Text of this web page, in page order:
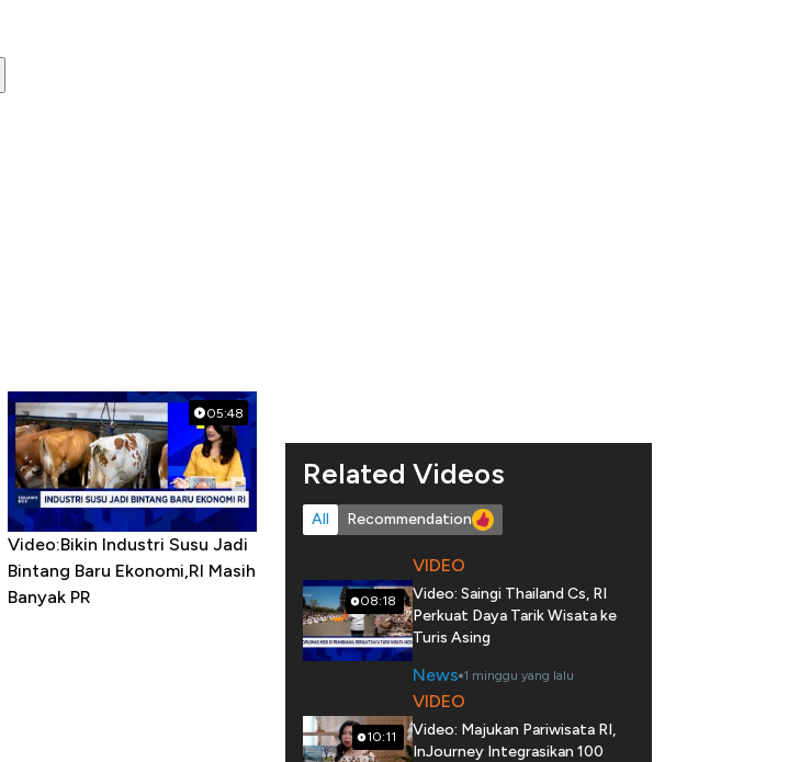
05:48
Video:Bikin Industri Susu Jadi
Bintang Baru Ekonomi,RI Masih
Banyak PR
Related Videos
All Recommendation
08:18
VIDEO
Video: Saingi Thailand Cs, RI
Perkuat Daya Tarik Wisata ke
Turis Asing
News 1 minggu yang lalu
10:11
VIDEO
Video: Majukan Pariwisata RI,
InJourney Integrasikan 100